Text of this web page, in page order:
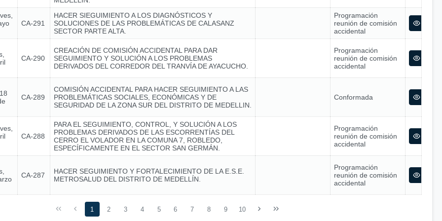
CA-291
HACER SIEGUIMIENTO A LOS DIAGNÓSTICOS Y
SOLUCIONES DE LAS PROBLEMÁTICAS DE CALASANZ
SECTOR PARTE ALTA.
Programación
reunión de comisión
accidental
CA-290
CREACIÓN DE COMISIÓN ACCIDENTAL PARA DAR
SEGUIMIENTO Y SOLUCIÓN A LOS PROBLEMAS
DERIVADOS DEL CORREDOR DEL TRANVÍA DE AYACUCHO.
Programación
reunión de comisión
accidental
CA-289
COMISIÓN ACCIDENTAL PARA HACER SEGUIMIENTO A LAS
PROBLEMÁTICAS SOCIALES, ECONÓMICAS Y DE
SEGURIDAD DE LA ZONA SUR DEL DISTRITO DE MEDELLIN.
Conformada
CA-288
PARA EL SEGUIMIENTO, CONTROL, Y SOLUCIÓN A LOS
PROBLEMAS DERIVADOS DE LAS ESCORRENTÍAS DEL
CERRO EL VOLADOR EN LA COMUNA 7, ROBLEDO,
ESPECÍFICAMENTE EN EL SECTOR SAN GERMÁN.
Programación
reunión de comisión
accidental
CA-287
HACER SEGUIMIENTO Y FORTALECIMIENTO DE LA E.S.E.
METROSALUD DEL DISTRITO DE MEDELLÍN.
Programación
reunión de comisión
accidental
1 2 3 4 5 6 7 8 9 10